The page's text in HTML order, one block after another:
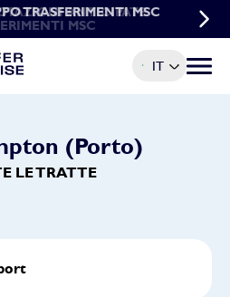
TRASFERIMENTI MSC
ANTICIPATE
MSC
IT Menu
(Porto)
LE TRATTE